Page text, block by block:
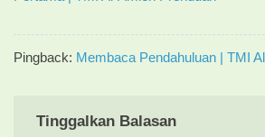
Pingback: Membaca Pendahuluan | TMI
Tinggalkan Balasan